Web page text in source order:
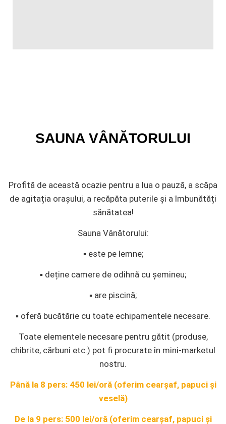
SAUNA VÂNĂTORULUI
Profită de această ocazie pentru a lua o pauză, a scăpa
de agitația orașului, a recăpăta puterile și a îmbunătăți
sănătatea!
Sauna Vânătorului:
▪️ este pe lemne;
▪️ deține camere de odihnă cu șemineu;
▪️ are piscină;
▪️ oferă bucătărie cu toate echipamentele necesare.
Toate elementele necesare pentru gătit (produse,
chibrite, cărbuni etc.) pot fi procurate în mini-marketul
nostru.
Până la 8 pers: 450 lei/oră (oferim cearșaf, papuci și
veselă)
De la 9 pers: 500 lei/oră (oferim cearșaf, papuci și